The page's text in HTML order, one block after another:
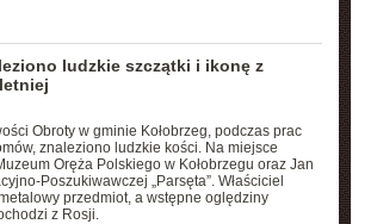
ludzkie szczątki i ikonę z
Obroty w gminie Kołobrzeg, podczas prac
znaleziono ludzkie kości. Na miejsce
Oręża Polskiego w Kołobrzegu oraz Jan
Poszukiwawczej „Parsęta”. Właściciel
przedmiot, a wstępne oględziny
z Rosji.